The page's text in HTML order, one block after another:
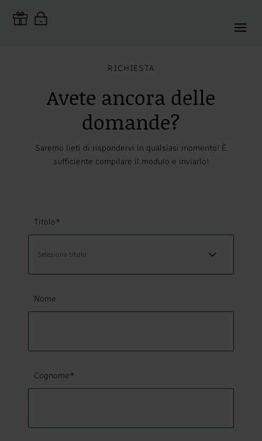
RICHIESTA
Avete ancora delle
domande?
Saremo lieti di rispondervi in qualsiasi momento! È
sufficiente compilare il modulo e inviarlo!
Titolo*
Nome
Cognome*